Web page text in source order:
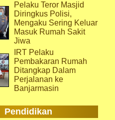
Pelaku Teror Masjid
Diringkus Polisi,
Mengaku Sering Keluar
Masuk Rumah Sakit
Jiwa
IRT Pelaku
Pembakaran Rumah
Ditangkap Dalam
Perjalanan ke
Banjarmasin
Pendidikan